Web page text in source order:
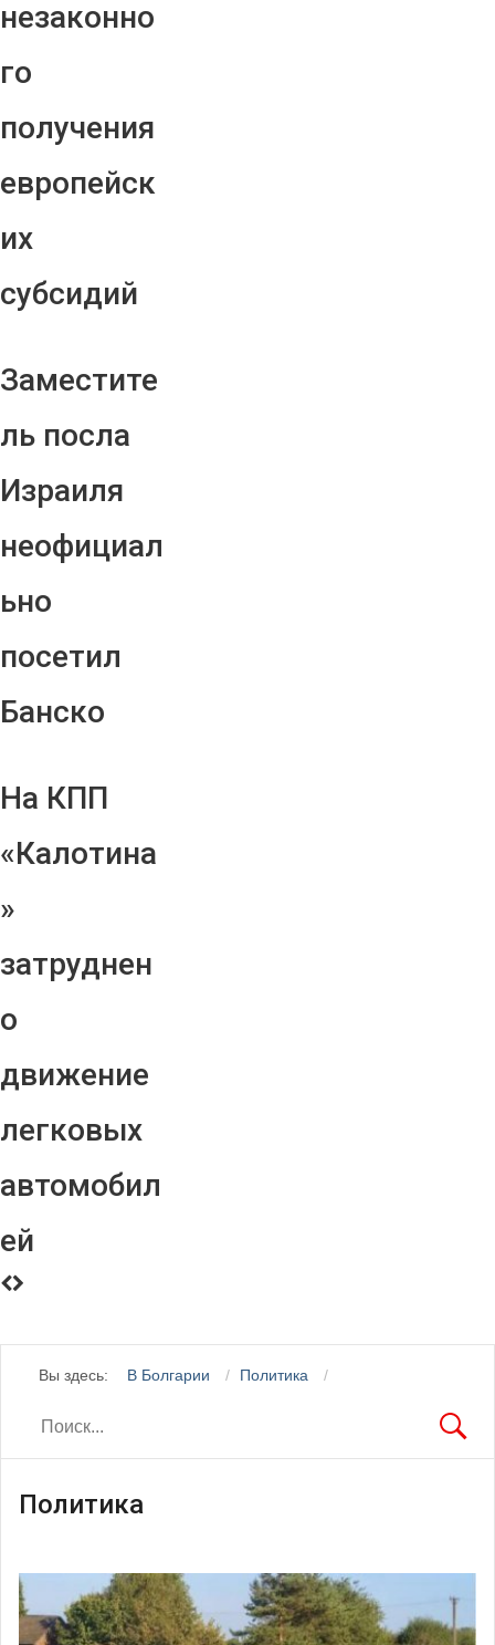
незаконно
го
получения
европейск
их
субсидий
Заместите
ль посла
Израиля
неофициал
ьно
посетил
Банско
На КПП
«Калотина
»
затруднен
о
движение
легковых
автомобил
ей
Вы здесь: В Болгарии Политика
Политика